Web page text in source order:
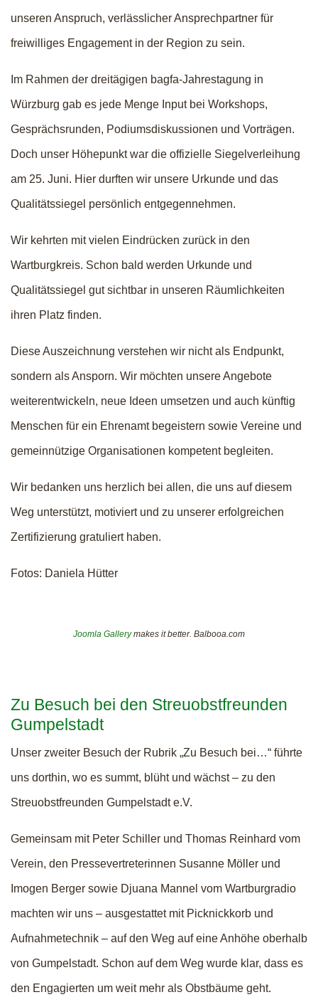
unseren Anspruch, verlässlicher Ansprechpartner für
freiwilliges Engagement in der Region zu sein.
Im Rahmen der dreitägigen bagfa-Jahrestagung in
Würzburg gab es jede Menge Input bei Workshops,
Gesprächsrunden, Podiumsdiskussionen und Vorträgen.
Doch unser Höhepunkt war die offizielle Siegelverleihung
am 25. Juni. Hier durften wir unsere Urkunde und das
Qualitätssiegel persönlich entgegennehmen.
Wir kehrten mit vielen Eindrücken zurück in den
Wartburgkreis. Schon bald werden Urkunde und
Qualitätssiegel gut sichtbar in unseren Räumlichkeiten
ihren Platz finden.
Diese Auszeichnung verstehen wir nicht als Endpunkt,
sondern als Ansporn. Wir möchten unsere Angebote
weiterentwickeln, neue Ideen umsetzen und auch künftig
Menschen für ein Ehrenamt begeistern sowie Vereine und
gemeinnützige Organisationen kompetent begleiten.
Wir bedanken uns herzlich bei allen, die uns auf diesem
Weg unterstützt, motiviert und zu unserer erfolgreichen
Zertifizierung gratuliert haben.
Fotos: Daniela Hütter
Joomla Gallerymakes it better. Balbooa.com
Zu Besuch bei den Streuobstfreunden
Gumpelstadt
Unser zweiter Besuch der Rubrik „Zu Besuch bei…“ führte
uns dorthin, wo es summt, blüht und wächst – zu den
Streuobstfreunden Gumpelstadt e.V.
Gemeinsam mit Peter Schiller und Thomas Reinhard vom
Verein, den Pressevertreterinnen Susanne Möller und
Imogen Berger sowie Djuana Mannel vom Wartburgradio
machten wir uns – ausgestattet mit Picknickkorb und
Aufnahmetechnik – auf den Weg auf eine Anhöhe oberhalb
von Gumpelstadt. Schon auf dem Weg wurde klar, dass es
den Engagierten um weit mehr als Obstbäume geht.